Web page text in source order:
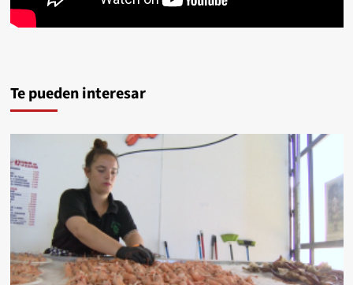
Te pueden interesar